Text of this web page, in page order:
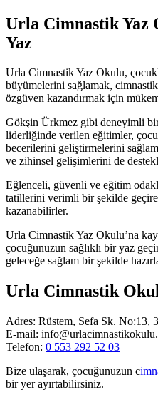
Urla Cimnastik Yaz
Yaz
Urla Cimnastik Yaz Okulu,
büyümelerini sağlamak,
özgüven kazandırmak için
Gökşin Ürkmez gibi deneyimli
liderliğinde verilen eğitimler,
becerilerini geliştirmelerini
ve zihinsel gelişimlerini de
Eğlenceli, güvenli ve eğitim
tatillerini verimli bir şekilde
kazanabilirler.
Urla Cimnastik Yaz Okulu’na
çocuğunuzun sağlıklı bir yaz
geleceğe sağlam bir şekilde
Urla Cimnastik
Adres: Rüstem, Sefa Sk. No:13,
E-mail:
Telefon: 0 553 292 52 03
Bize ulaşarak, çocuğunuzun c
bir yer ayırtabilirsiniz.